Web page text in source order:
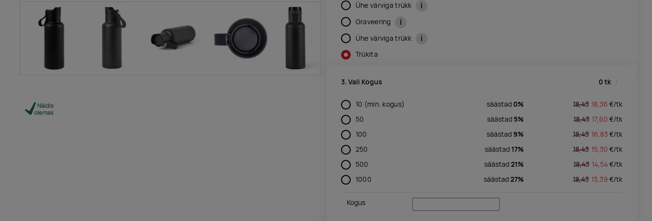
Ühe värviga trükk i
Graveering i
Ühe värviga trükk i
Trükita
3. Vali Kogus 0 tk
10 (min. kogus) säästad 0% 18,43 18,36 €/tk
50
säästad 5% 18,43 17,60 €/tk
100
säästad9% 18,43 16,83 €/tk
250
säästad 17% 18,43 15,30 €/tk
500
säästad21% 18,43 14,54€/tk
1000
säästad27% 18,43 13,39 €/tk
Kogus